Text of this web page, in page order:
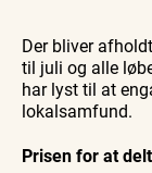
Der bliver
til juli og alle
har lyst til at
lokalsamfund.
Prisen for at